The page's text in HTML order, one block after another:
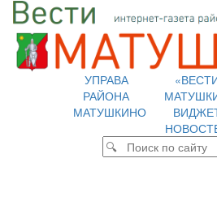
УПРАВА
РАЙОНА
МАТУШКИНО